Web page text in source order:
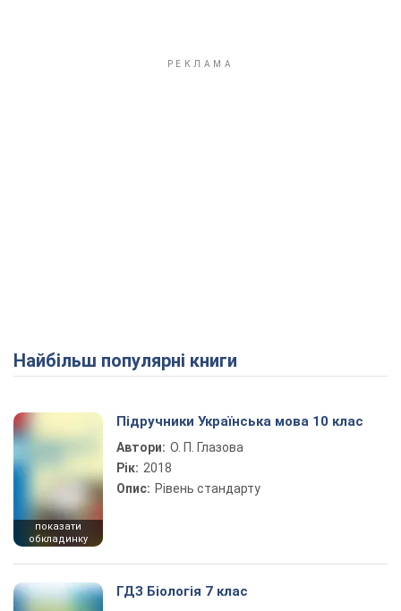
Найбільш популярні книги
показати
обкладинку
Підручники Українська мова 10 клас
Автори: О. П. Глазова
Рік: 2018
Опис: Рівень стандарту
ГДЗ Біологія 7 клас